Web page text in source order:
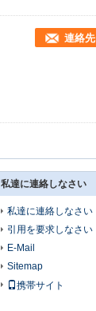
連絡先
私達に連絡しなさい
私達に連絡しなさい
引用を要求しなさい
E-Mail
Sitemap
携帯サイト